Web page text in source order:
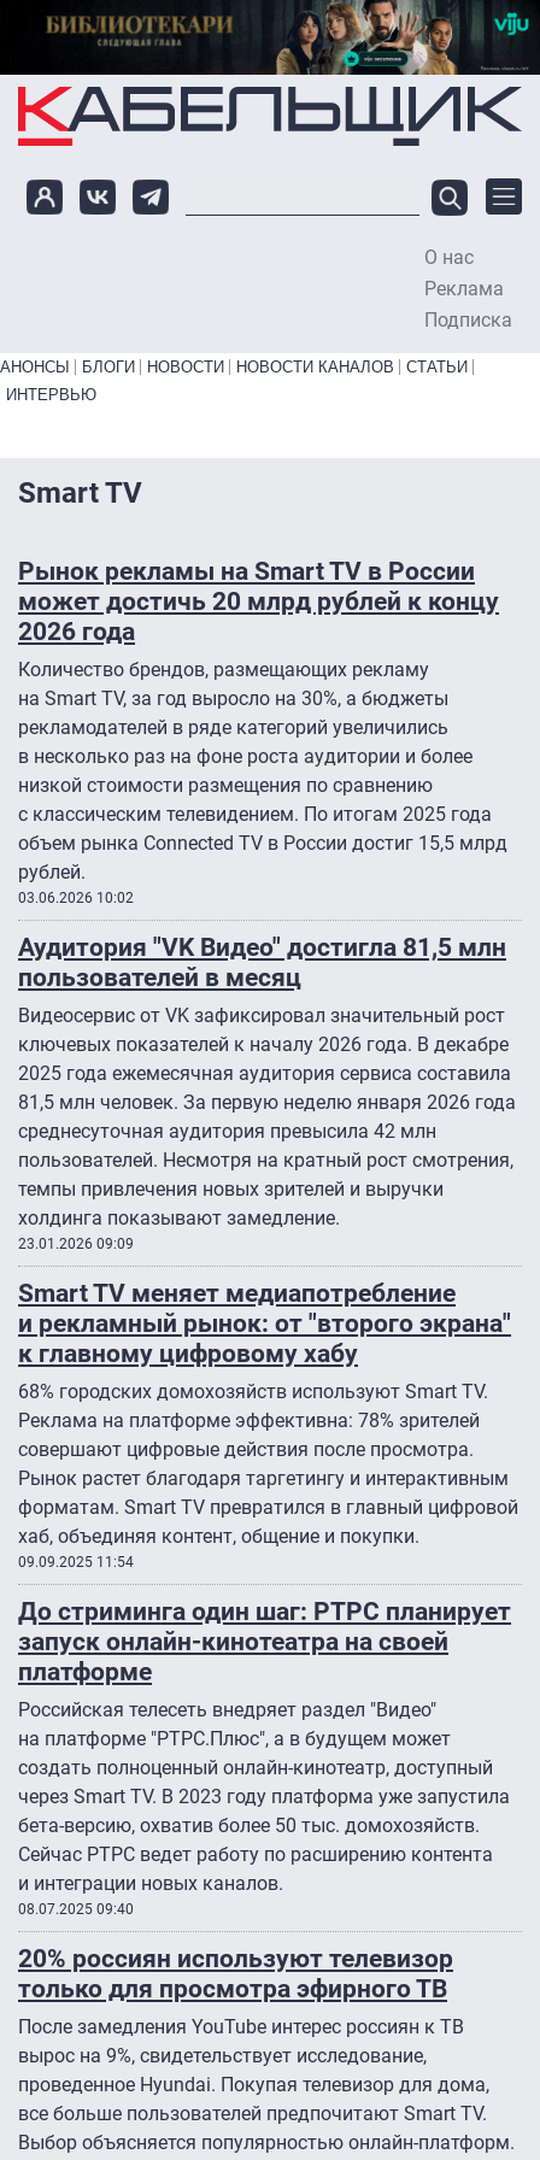
Перейти к основному содержанию
О нас
Реклама
Подписка
Primary links bottom
АНОНСЫ БЛОГИ НОВОСТИ НОВОСТИ КАНАЛОВ
СТАТЬИ
ИНТЕРВЬЮ
Smart TV
Рынок рекламы на Smart TV в России
может достичь 20 млрд рублей к концу
2026 года
Количество брендов, размещающих рекламу
на Smart TV, за год выросло на 30%, а бюджеты
рекламодателей в ряде категорий увеличились
в несколько раз на фоне роста аудитории и более
низкой стоимости размещения по сравнению
с классическим телевидением. По итогам 2025 года
объем рынка Connected TV в России достиг 15,5 млрд
рублей.
03.06.2026 10:02
Аудитория "VK Видео" достигла 81,5 млн
пользователей в месяц
Видеосервис от VK зафиксировал значительный рост
ключевых показателей к началу 2026 года. В декабре
2025 года ежемесячная аудитория сервиса составила
81,5 млн человек. За первую неделю января 2026 года
среднесуточная аудитория превысила 42 млн
пользователей. Несмотря на кратный рост смотрения,
темпы привлечения новых зрителей и выручки
холдинга показывают замедление.
23.01.2026 09:09
Smart TV меняет медиапотребление
и рекламный рынок: от "второго экрана"
к главному цифровому хабу
68% городских домохозяйств используют Smart TV.
Реклама на платформе эффективна: 78% зрителей
совершают цифровые действия после просмотра.
Рынок растет благодаря таргетингу и интерактивным
форматам. Smart TV превратился в главный цифровой
хаб, объединяя контент, общение и покупки.
09.09.2025 11:54
До стриминга один шаг: РТРС планирует
запуск онлайн-кинотеатра на своей
платформе
Российская телесеть внедряет раздел "Видео"
на платформе "РТРС.Плюс", а в будущем может
создать полноценный онлайн-кинотеатр, доступный
через Smart TV. В 2023 году платформа уже запустила
бета-версию, охватив более 50 тыс. домохозяйств.
Сейчас РТРС ведет работу по расширению контента
и интеграции новых каналов.
08.07.2025 09:40
20% россиян используют телевизор
только для просмотра эфирного ТВ
После замедления YouTube интерес россиян к ТВ
вырос на 9%, свидетельствует исследование,
проведенное Hyundai. Покупая телевизор для дома,
все больше пользователей предпочитают Smart TV.
Выбор объясняется популярностью онлайн-платформ.